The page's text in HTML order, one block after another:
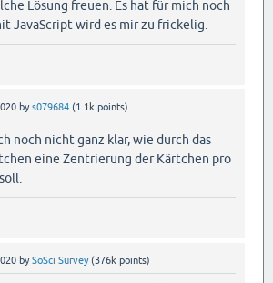
Lösung freuen. Es hat für mich noch
JavaScript wird es mir zu frickelig.
bys079684 (1.1k points)
noch nicht ganz klar, wie durch das
eine Zentrierung der Kärtchen pro
bySoSci Survey (376k points)